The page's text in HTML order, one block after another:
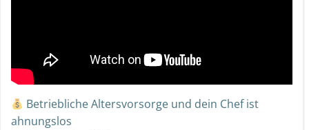
Betriebliche Altersvorsorge und dein Chef ist
ahnungslos